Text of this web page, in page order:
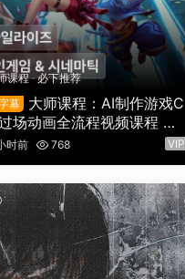
课程·必下推荐
幕
大师课程：AI制作游戏C
场动画全流程视频课程 中
（16149）
时前 768 VIP